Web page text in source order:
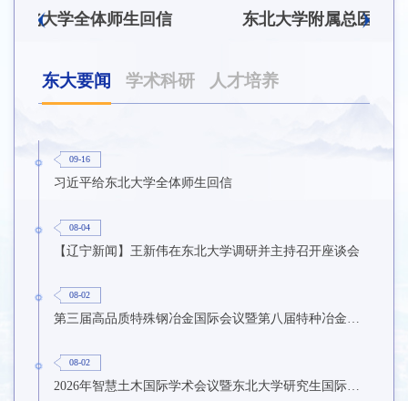
东北大学举办树立和践行正确政绩观学习教育培训班
东大要闻 学术科研 人才培养
09-16
习近平给东北大学全体师生回信
08-04
【辽宁新闻】王新伟在东北大学调研并主持召开座谈会
08-02
08-02
2026年智慧土木国际学术会议暨东北大学研究生国际暑期学校第九期在东北大学召开